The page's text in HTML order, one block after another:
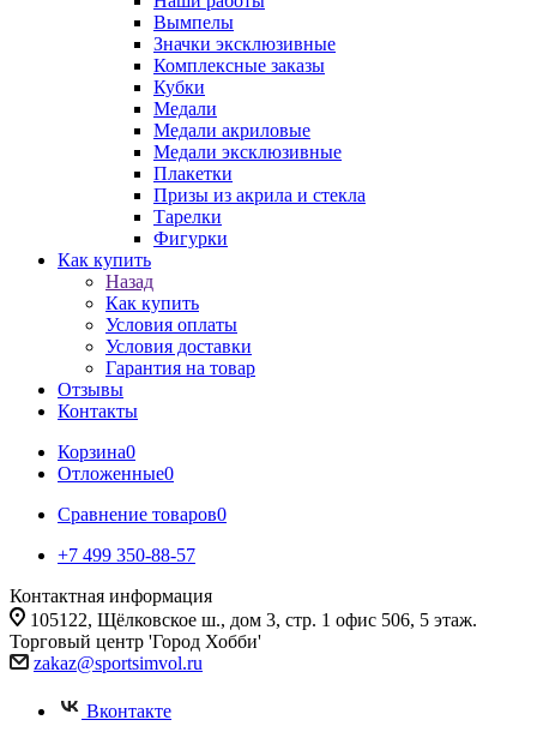
Вымпелы
Значки эксклюзивные
Комплексные заказы
Кубки
Медали
Медали акриловые
Медали эксклюзивные
Плакетки
Призы из акрила и стекла
Тарелки
Фигурки
Как купить
Назад
Как купить
Условия оплаты
Условия доставки
Гарантия на товар
Отзывы
Контакты
Корзина0
Отложенные0
Сравнение товаров0
+7 499 350-88-57
Контактная информация
105122, Щёлковское ш., дом 3, стр. 1 офис 506, 5 этаж.
Торговый центр 'Город Хобби'
zakaz@sportsimvol.ru
Вконтакте